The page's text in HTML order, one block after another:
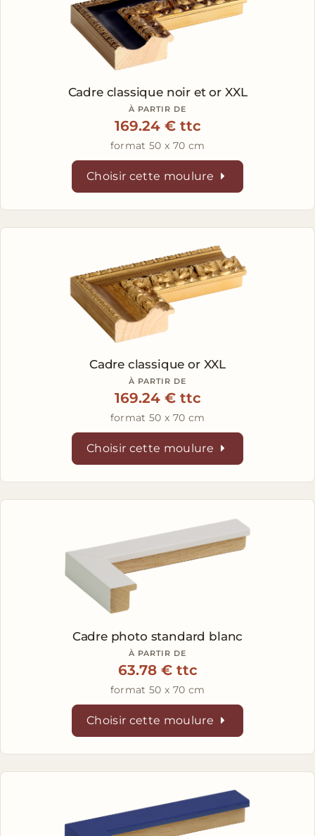
Cadre classique noir et or XXL
À PARTIR DE
169.24 € ttc
format 50 x 70 cm
Choisir cette moulure
Cadre classique or XXL
À PARTIR DE
169.24 € ttc
format 50 x 70 cm
Choisir cette moulure
Cadre photo standard blanc
À PARTIR DE
63.78 € ttc
format 50 x 70 cm
Choisir cette moulure